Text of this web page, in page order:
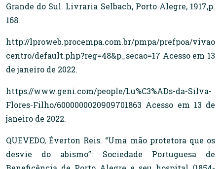
Grande do Sul. Livraria Selbach, Porto Alegre, 1917,p.
168.
http://lproweb.procempa.com.br/pmpa/prefpoa/vivao
centro/default.php?reg=48&p_secao=17 Acesso em 13
de janeiro de 2022.
https://www.geni.com/people/Lu%C3%ADs-da-Silva-
Flores-Filho/6000000020909701863 Acesso em 13 de
janeiro de 2022.
QUEVEDO, Éverton Reis. “Uma mão protetora que os
desvie do abismo”: Sociedade Portuguesa de